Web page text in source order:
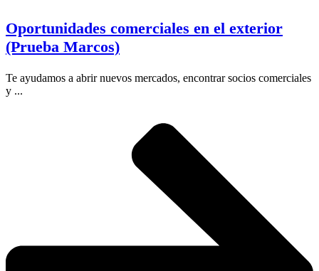
Oportunidades comerciales en el exterior
(Prueba Marcos)
Te ayudamos a abrir nuevos mercados, encontrar socios comerciales
y ...